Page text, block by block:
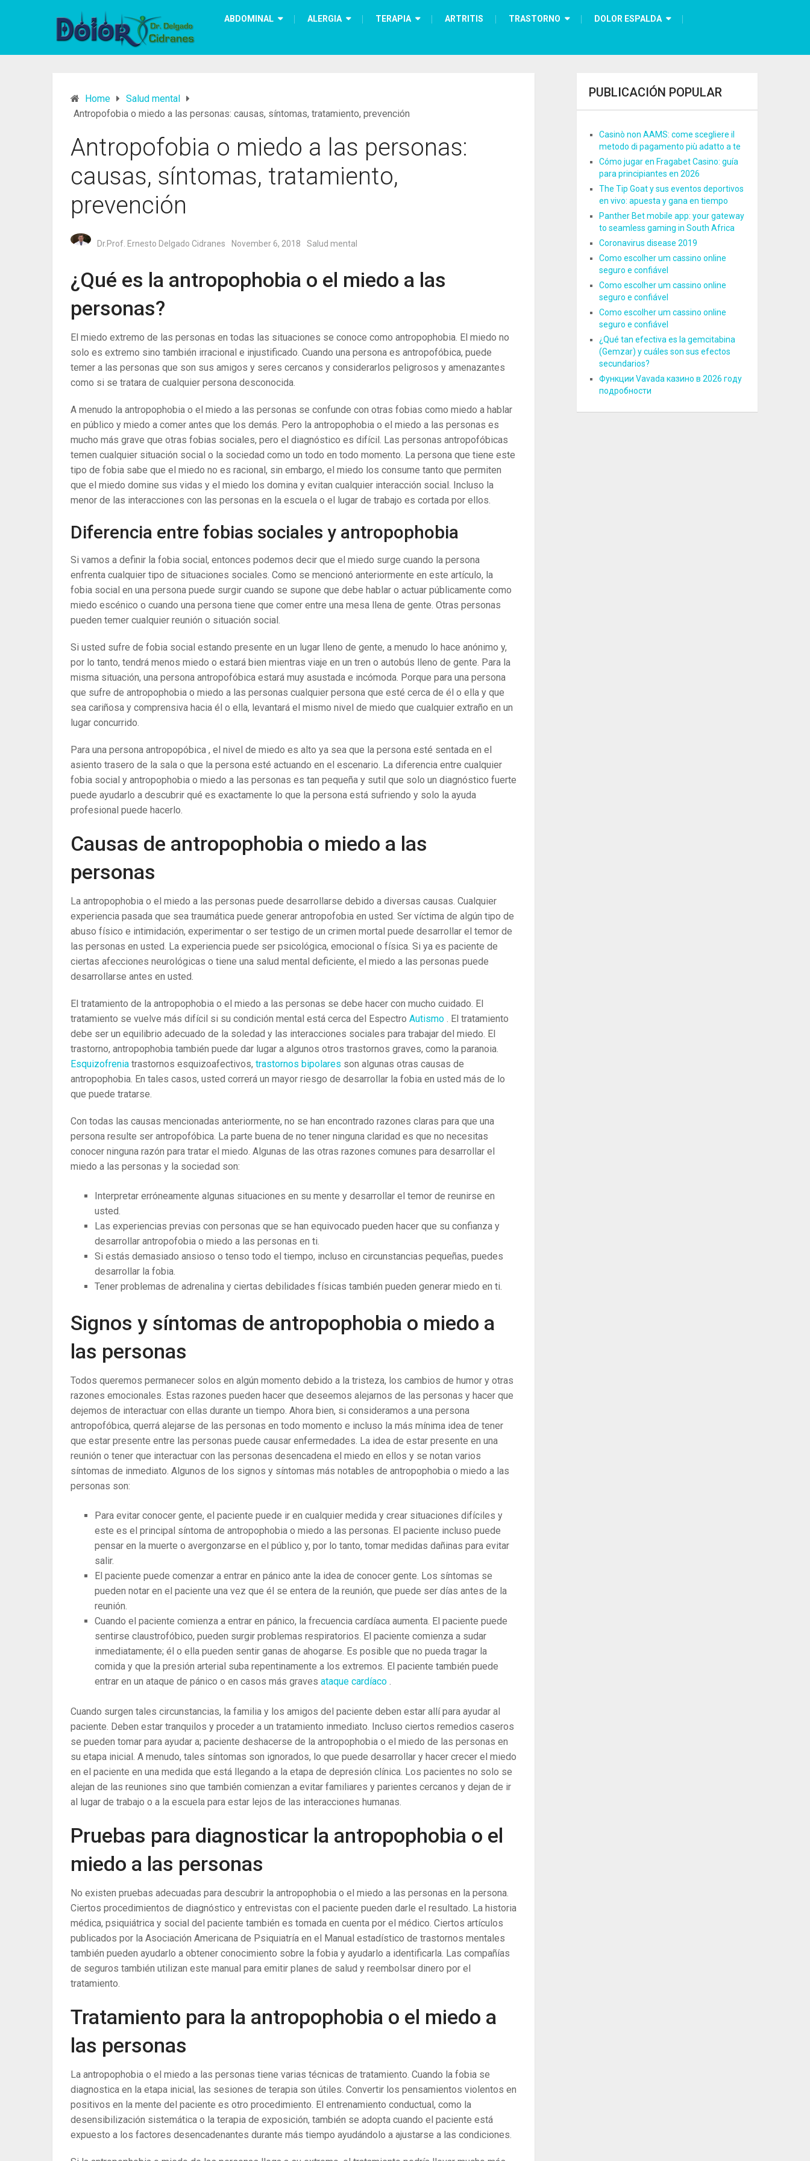
ABDOMINAL ALERGIA TERAPIA ARTRITIS TRASTORNO DOLOR ESPALDA
Home
Salud mental
Antropofobia o miedo a las personas: causas, síntomas, tratamiento, prevención
Antropofobia o miedo a las personas:
causas, síntomas, tratamiento,
prevención
Dr.Prof. Ernesto Delgado Cidranes November 6, 2018 Salud mental
¿Qué es la antropophobia o el miedo a las
personas?
El miedo extremo de las personas en todas las situaciones se conoce como antropophobia. El miedo no
solo es extremo sino también irracional e injustificado. Cuando una persona es antropofóbica, puede
temer a las personas que son sus amigos y seres cercanos y considerarlos peligrosos y amenazantes
como si se tratara de cualquier persona desconocida.
A menudo la antropophobia o el miedo a las personas se confunde con otras fobias como miedo a hablar
en público y miedo a comer antes que los demás. Pero la antropophobia o el miedo a las personas es
mucho más grave que otras fobias sociales, pero el diagnóstico es difícil. Las personas antropofóbicas
temen cualquier situación social o la sociedad como un todo en todo momento. La persona que tiene este
tipo de fobia sabe que el miedo no es racional, sin embargo, el miedo los consume tanto que permiten
que el miedo domine sus vidas y el miedo los domina y evitan cualquier interacción social. Incluso la
menor de las interacciones con las personas en la escuela o el lugar de trabajo es cortada por ellos.
Diferencia entre fobias sociales y antropophobia
Si vamos a definir la fobia social, entonces podemos decir que el miedo surge cuando la persona
enfrenta cualquier tipo de situaciones sociales. Como se mencionó anteriormente en este artículo, la
fobia social en una persona puede surgir cuando se supone que debe hablar o actuar públicamente como
miedo escénico o cuando una persona tiene que comer entre una mesa llena de gente. Otras personas
pueden temer cualquier reunión o situación social.
Si usted sufre de fobia social estando presente en un lugar lleno de gente, a menudo lo hace anónimo y,
por lo tanto, tendrá menos miedo o estará bien mientras viaje en un tren o autobús lleno de gente. Para la
misma situación, una persona antropofóbica estará muy asustada e incómoda. Porque para una persona
que sufre de antropophobia o miedo a las personas cualquier persona que esté cerca de él o ella y que
sea cariñosa y comprensiva hacia él o ella, levantará el mismo nivel de miedo que cualquier extraño en un
lugar concurrido.
Para una persona antropopóbica , el nivel de miedo es alto ya sea que la persona esté sentada en el
asiento trasero de la sala o que la persona esté actuando en el escenario. La diferencia entre cualquier
fobia social y antropophobia o miedo a las personas es tan pequeña y sutil que solo un diagnóstico fuerte
puede ayudarlo a descubrir qué es exactamente lo que la persona está sufriendo y solo la ayuda
profesional puede hacerlo.
Causas de antropophobia o miedo a las
personas
La antropophobia o el miedo a las personas puede desarrollarse debido a diversas causas. Cualquier
experiencia pasada que sea traumática puede generar antropofobia en usted. Ser víctima de algún tipo de
abuso físico e intimidación, experimentar o ser testigo de un crimen mortal puede desarrollar el temor de
las personas en usted. La experiencia puede ser psicológica, emocional o física. Si ya es paciente de
ciertas afecciones neurológicas o tiene una salud mental deficiente, el miedo a las personas puede
desarrollarse antes en usted.
El tratamiento de la antropophobia o el miedo a las personas se debe hacer con mucho cuidado. El
tratamiento se vuelve más difícil si su condición mental está cerca del Espectro Autismo . El tratamiento
debe ser un equilibrio adecuado de la soledad y las interacciones sociales para trabajar del miedo. El
trastorno, antropophobia también puede dar lugar a algunos otros trastornos graves, como la paranoia.
Esquizofrenia trastornos esquizoafectivos, trastornos bipolares son ​​algunas otras causas de
antropophobia. En tales casos, usted correrá un mayor riesgo de desarrollar la fobia en usted más de lo
que puede tratarse.
Con todas las causas mencionadas anteriormente, no se han encontrado razones claras para que una
persona resulte ser antropofóbica. La parte buena de no tener ninguna claridad es que no necesitas
conocer ninguna razón para tratar el miedo. Algunas de las otras razones comunes para desarrollar el
miedo a las personas y la sociedad son:
Interpretar erróneamente algunas situaciones en su mente y desarrollar el temor de reunirse en
usted.
Las experiencias previas con personas que se han equivocado pueden hacer que su confianza y
desarrollar antropofobia o miedo a las personas en ti.
Si estás demasiado ansioso o tenso todo el tiempo, incluso en circunstancias pequeñas, puedes
desarrollar la fobia.
Tener problemas de adrenalina y ciertas debilidades físicas también pueden generar miedo en ti.
Signos y síntomas de antropophobia o miedo a
las personas
Todos queremos permanecer solos en algún momento debido a la tristeza, los cambios de humor y otras
razones emocionales. Estas razones pueden hacer que deseemos alejarnos de las personas y hacer que
dejemos de interactuar con ellas durante un tiempo. Ahora bien, si consideramos a una persona
antropofóbica, querrá alejarse de las personas en todo momento e incluso la más mínima idea de tener
que estar presente entre las personas puede causar enfermedades. La idea de estar presente en una
reunión o tener que interactuar con las personas desencadena el miedo en ellos y se notan varios
síntomas de inmediato. Algunos de los signos y síntomas más notables de antropophobia o miedo a las
personas son:
Para evitar conocer gente, el paciente puede ir en cualquier medida y crear situaciones difíciles y
este es el principal síntoma de antropophobia o miedo a las personas. El paciente incluso puede
pensar en la muerte o avergonzarse en el público y, por lo tanto, tomar medidas dañinas para evitar
salir.
El paciente puede comenzar a entrar en pánico ante la idea de conocer gente. Los síntomas se
pueden notar en el paciente una vez que él se entera de la reunión, que puede ser días antes de la
reunión.
Cuando el paciente comienza a entrar en pánico, la frecuencia cardíaca aumenta. El paciente puede
sentirse claustrofóbico, pueden surgir problemas respiratorios. El paciente comienza a sudar
inmediatamente; él o ella pueden sentir ganas de ahogarse. Es posible que no pueda tragar la
comida y que la presión arterial suba repentinamente a los extremos. El paciente también puede
entrar en un ataque de pánico o en casos más graves ataque cardíaco .
Cuando surgen tales circunstancias, la familia y los amigos del paciente deben estar allí para ayudar al
paciente. Deben estar tranquilos y proceder a un tratamiento inmediato. Incluso ciertos remedios caseros
se pueden tomar para ayudar a; paciente deshacerse de la antropophobia o el miedo de las personas en
su etapa inicial. A menudo, tales síntomas son ignorados, lo que puede desarrollar y hacer crecer el miedo
en el paciente en una medida que está llegando a la etapa de depresión clínica. Los pacientes no solo se
alejan de las reuniones sino que también comienzan a evitar familiares y parientes cercanos y dejan de ir
al lugar de trabajo o a la escuela para estar lejos de las interacciones humanas.
Pruebas para diagnosticar la antropophobia o el
miedo a las personas
No existen pruebas adecuadas para descubrir la antropophobia o el miedo a las personas en la persona.
Ciertos procedimientos de diagnóstico y entrevistas con el paciente pueden darle el resultado. La historia
médica, psiquiátrica y social del paciente también es tomada en cuenta por el médico. Ciertos artículos
publicados por la Asociación Americana de Psiquiatría en el Manual estadístico de trastornos mentales
también pueden ayudarlo a obtener conocimiento sobre la fobia y ayudarlo a identificarla. Las compañías
de seguros también utilizan este manual para emitir planes de salud y reembolsar dinero por el
tratamiento.
Tratamiento para la antropophobia o el miedo a
las personas
La antropophobia o el miedo a las personas tiene varias técnicas de tratamiento. Cuando la fobia se
diagnostica en la etapa inicial, las sesiones de terapia son útiles. Convertir los pensamientos violentos en
positivos en la mente del paciente es otro procedimiento. El entrenamiento conductual, como la
desensibilización sistemática o la terapia de exposición, también se adopta cuando el paciente está
expuesto a los factores desencadenantes durante más tiempo ayudándolo a ajustarse a las condiciones.
PUBLICACIÓN POPULAR
Casinò non AAMS: come scegliere il
metodo di pagamento più adatto a te
Cómo jugar en Fragabet Casino: guía
para principiantes en 2026
The Tip Goat y sus eventos deportivos
en vivo: apuesta y gana en tiempo
Panther Bet mobile app: your gateway
to seamless gaming in South Africa
Coronavirus disease 2019
Como escolher um cassino online
seguro e confiável
Como escolher um cassino online
seguro e confiável
Como escolher um cassino online
seguro e confiável
¿Qué tan efectiva es la gemcitabina
(Gemzar) y cuáles son sus efectos
secundarios?
Функции Vavada казино в 2026 году
подробности